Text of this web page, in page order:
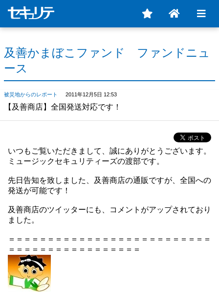
及善かまぼこファンド ファンドニュ
ース
被災地からのレポート 2011年12月5日 12:53
【及善商店】全国発送対応です！
いつもご覧いただきまして、誠にありがとうございます。
ミュージックセキュリティーズの渡部です。
先日告知を致しました、及善商店の通販ですが、全国への
発送が可能です！
及善商店のツイッターにも、コメントがアップされており
ました。
＝＝＝＝＝＝＝＝＝＝＝＝＝＝＝＝＝＝＝＝＝＝＝＝＝＝
＝＝＝＝＝＝＝＝＝＝＝＝＝＝＝＝＝